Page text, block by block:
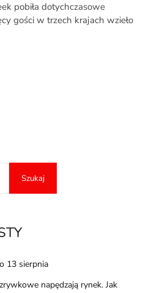
pobiła dotychczasowe
gości w trzech krajach wzieło
Szukaj
13 sierpnia
napędzają rynek. Jak